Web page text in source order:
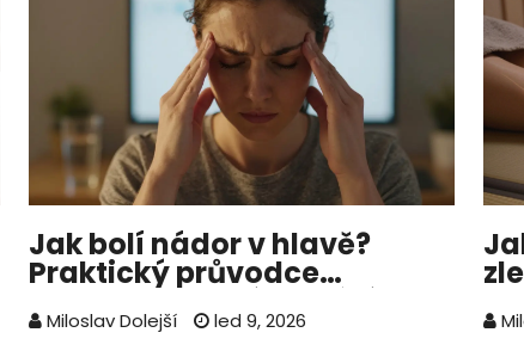
Jak bolí nádor v hlavě?
Praktický průvodce
antimigrenozní masáží
Miloslav Dolejší
led 9, 2026